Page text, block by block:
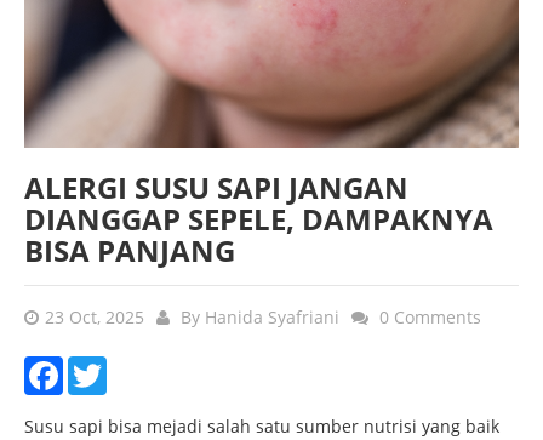
ALERGI SUSU SAPI JANGAN
DIANGGAP SEPELE, DAMPAKNYA
BISA PANJANG
23 Oct, 2025 By Hanida Syafriani 0 Comments
Facebook
Susu sapi bisa mejadi salah satu sumber nutrisi yang baik